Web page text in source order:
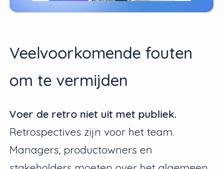
Veelvoorkomende fouten
om te vermijden
Voer de retro niet uit met publiek.
Retrospectives zijn voor het team.
Managers, productowners en